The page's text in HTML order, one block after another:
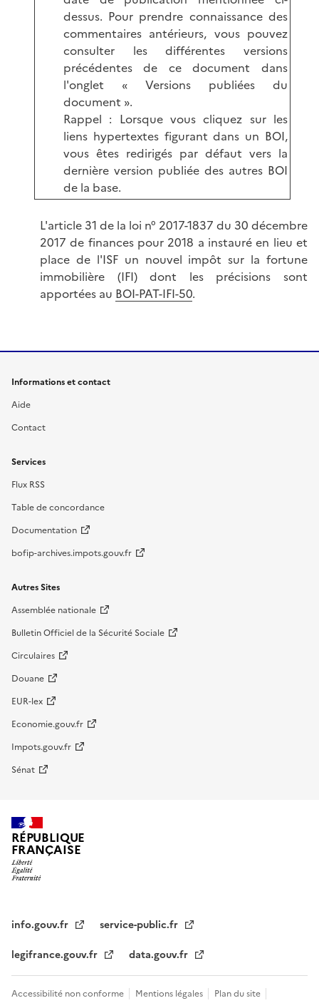
dessus. Pour prendre connaissance des
commentaires antérieurs, vous pouvez
consulter les différentes versions
précédentes de ce document dans
l'onglet « Versions publiées du
document ».
Rappel : Lorsque vous cliquez sur les
liens hypertextes figurant dans un BOI,
vous êtes redirigés par défaut vers la
dernière version publiée des autres BOI
de la base.
L'article 31 de la loi n° 2017-1837 du 30 décembre
2017 de finances pour 2018 a instauré en lieu et
place de l'ISF un nouvel impôt sur la fortune
immobilière (IFI) dont les précisions sont
apportées au BOI-PAT-IFI-50.
Informations et contact
Aide
Contact
Services
Flux RSS
Table de concordance
Documentation
bofip-archives.impots.gouv.fr
Autres Sites
Assemblée nationale
Bulletin Officiel de la Sécurité Sociale
Circulaires
Douane
EUR-lex
Economie.gouv.fr
Impots.gouv.fr
Sénat
RÉPUBLIQUE
FRANÇAISE
info.gouv.fr
service-public.fr
legifrance.gouv.fr
data.gouv.fr
Accessibilité non conforme Mentions légales Plan du site